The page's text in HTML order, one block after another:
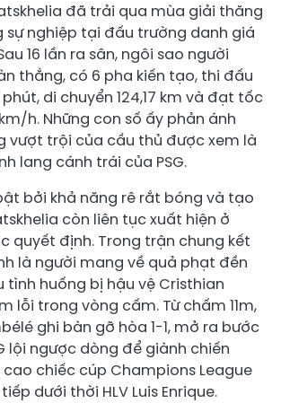
đã trải qua mùa giải thăng
sự nghiệp tại đấu trường danh giá
16 lần ra sân, ngôi sao người
thắng, có 6 pha kiến tạo, thi đấu
phút, di chuyển 124,17 km và đạt tốc
h. Những con số ấy phản ánh
vượt trội của cầu thủ được xem là
lang cánh trái của PSG.
bởi khả năng rê rắt bóng và tạo
còn liên tục xuất hiện ở
quyết định. Trong trận chung kết
là người mang về quả phạt đền
tình huống bị hậu vệ Cristhian
lỗi trong vòng cấm. Từ chấm 11m,
ghi bàn gỡ hòa 1-1, mở ra bước
lội ngược dòng để giành chiến
chiếc cúp Champions League
dưới thời HLV Luis Enrique.